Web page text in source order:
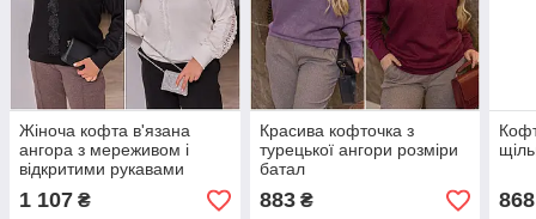
Жіноча кофта в'язана
ангора з мереживом і
відкритими рукавами
чудова якість розміри
батал
1 107 ₴
Красива кофточка з
турецької ангори розміри
батал
883₴ 868